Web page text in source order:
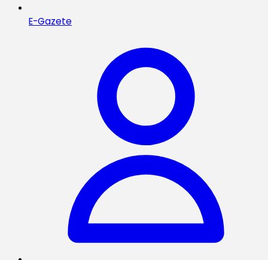
E-Gazete